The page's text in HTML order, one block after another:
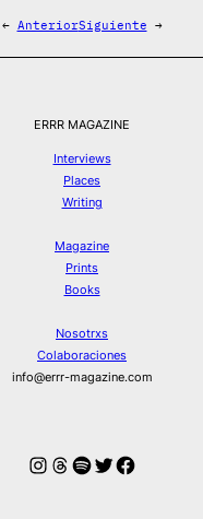
← AnteriorSiguiente →
ERRR MAGAZINE
Interviews
Places
Writing
Magazine
Prints
Books
Nosotrxs
Colaboraciones
info@errr-magazine.com
Instagram
Hilos
Spotify
Twitter
Facebook